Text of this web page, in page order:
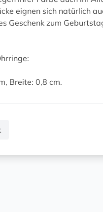
eignen sich natürlich
Geschenk zum
Breite: 0,8 cm.